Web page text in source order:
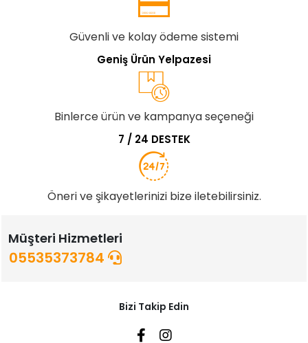
Güvenli ve kolay ödeme sistemi
Geniş Ürün Yelpazesi
Binlerce ürün ve kampanya seçeneği
7 / 24 DESTEK
Öneri ve şikayetlerinizi bize iletebilirsiniz.
Müşteri Hizmetleri
05535373784
Bizi Takip Edin